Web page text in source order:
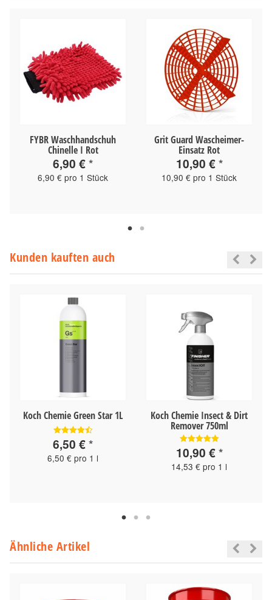
FYBR Waschhandschuh
Chinelle I Rot
6,90 €*
6,90 € pro 1 Stück
Grit Guard Wascheimer-
Einsatz Rot
10,90 €*
10,90 € pro 1 Stück
Kunden kauften auch
Koch Chemie Green Star 1L
6,50 €*
6,50 € pro 1 l
Koch Chemie Insect & Dirt
Remover 750ml
10,90 €*
14,53 € pro 1 l
Ähnliche Artikel